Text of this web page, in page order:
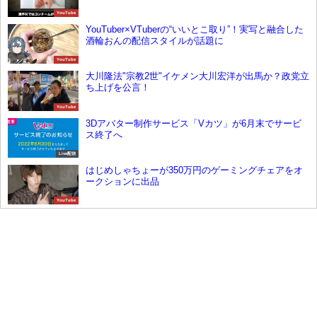
YouTube
YouTube
YouTuber×VTuberの“いいとこ取り”！実写と融合した
酒輪おんの配信スタイルが話題に
YouTube
大川隆法"宗教2世"イケメン大川宏洋が出馬か？政党立
ち上げを公言！
Live配信
3Dアバター制作サービス「Vカツ」が6月末でサービ
ス終了へ
YouTube
はじめしゃちょーが350万円のゲーミングチェアをオ
ークションに出品